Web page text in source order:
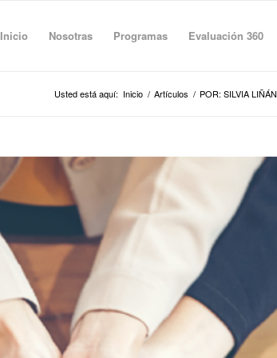
Inicio Nosotras Programas Evaluación 360
Usted está aquí: Inicio / Artículos / POR: SILVIA LIÑÁN